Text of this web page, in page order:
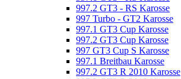
997.2 GT3 - RS Karosse
997 Turbo - GT2 Karosse
997.1 GT3 Cup Karosse
997.2 GT3 Cup Karosse
997 GT3 Cup S Karosse
997.1 Breitbau Karosse
997.2 GT3 R 2010 Karosse